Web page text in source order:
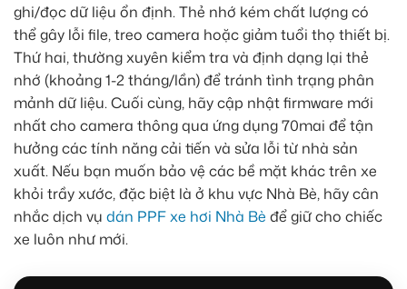
ghi/đọc dữ liệu ổn định. Thẻ nhớ kém chất lượng có
thể gây lỗi file, treo camera hoặc giảm tuổi thọ thiết bị.
Thứ hai, thường xuyên kiểm tra và định dạng lại thẻ
nhớ (khoảng 1-2 tháng/lần) để tránh tình trạng phân
mảnh dữ liệu. Cuối cùng, hãy cập nhật firmware mới
nhất cho camera thông qua ứng dụng 70mai để tận
hưởng các tính năng cải tiến và sửa lỗi từ nhà sản
xuất. Nếu bạn muốn bảo vệ các bề mặt khác trên xe
khỏi trầy xước, đặc biệt là ở khu vực Nhà Bè, hãy cân
nhắc dịch vụ dán PPF xe hơi Nhà Bè để giữ cho chiếc
xe luôn như mới.